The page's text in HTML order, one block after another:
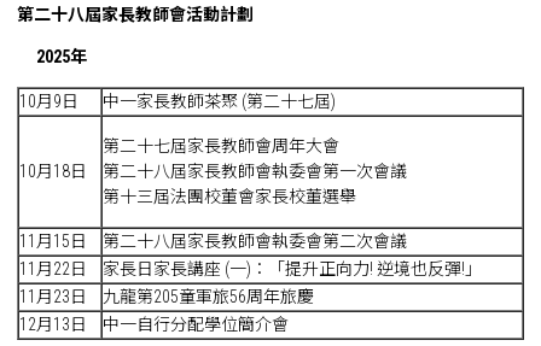
第二十八屆家長教師會活動計劃
2025年
10月9日 中一家長教師茶聚 (第二十七屆)
10月18日
第二十七屆家長教師會周年大會
第二十八屆家長教師會執委會第一次會議
第十三屆法團校董會家長校董選舉
11月15日
第二十八屆家長教師會執委會第二次會議
11月22日
家長日家長講座 (一)：「提升正向力! 逆境也反彈!」
11月23日
九龍第205童軍旅56周年旅慶
12月13日
中一自行分配學位簡介會